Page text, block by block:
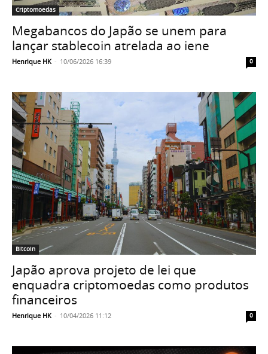
Criptomoedas
Megabancos do Japão se unem para
lançar stablecoin atrelada ao iene
Henrique HK - 10/06/2026 16:39 0
Bitcoin
Japão aprova projeto de lei que
enquadra criptomoedas como produtos
financeiros
Henrique HK - 10/04/2026 11:12 0